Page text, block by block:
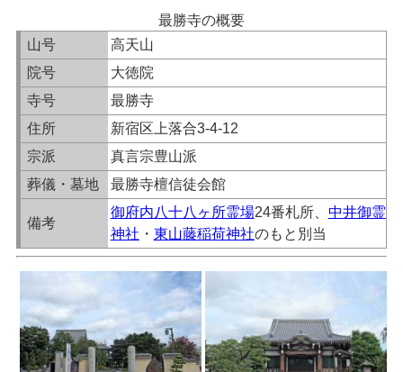
最勝寺の概要
山号
高天山
院号
大徳院
寺号
最勝寺
住所
新宿区上落合3-4-12
宗派
真言宗豊山派
葬儀・墓地
最勝寺檀信徒会館
備考
御府内八十八ヶ所霊場24番札所、 中井御霊
神社 ・ 東山藤稲荷神社のもと別当